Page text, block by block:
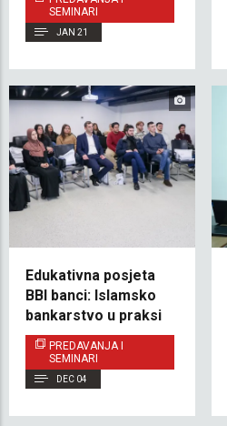
SEMINARI
JAN 21
Edukativna posjeta
BBI banci: Islamsko
bankarstvo u praksi
PREDAVANJA I
SEMINARI
DEC 04